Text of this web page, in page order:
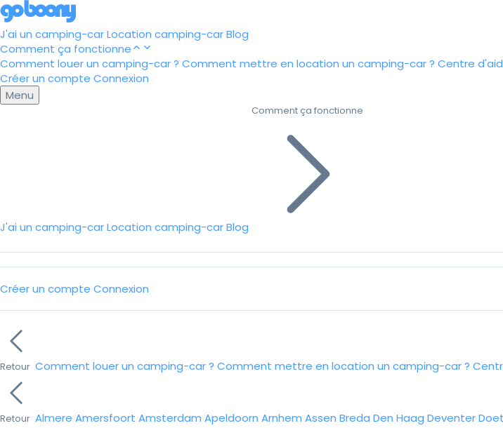
J'ai un camping-carLocation camping-carBlog
Comment ça fonctionne
Comment louer un camping-car ? Comment mettre en location un camping-car ? Centre
Créer un compte Connexion
Menu
J'ai un camping-carLocation camping-carBlog
Comment ça fonctionne
Créer un compte Connexion
Retour Comment louer un camping-car ? Comment mettre en location un camping-car ?
Retour Almere Amersfoort Amsterdam Apeldoorn Arnhem Assen Breda Den Haag Deventer